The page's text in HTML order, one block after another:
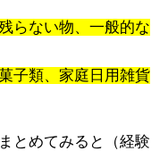
らない物、一般的な
子類、家庭日用雑貨
とめてみると（経験